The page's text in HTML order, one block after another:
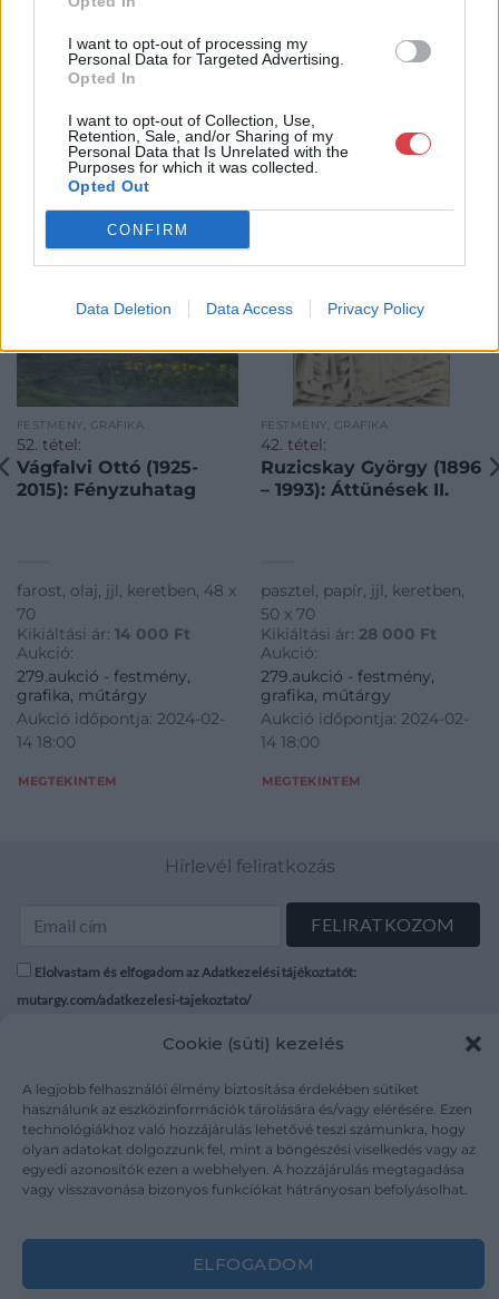
I want to opt-out of processing my
Personal Data for Targeted Advertising.
Opted In
I want to opt-out of Collection, Use,
Retention, Sale, and/or Sharing of my
Personal Data that Is Unrelated with the
Purposes for which it was collected.
Opted Out
CONFIRM
Data Deletion Data Access Privacy Policy
Cookie (süti) kezelés
A legjobb felhasználói élmény biztosítása érdekében sütiket
használunk az eszközinformációk tárolására és/vagy elérésére. Ezen
technológiákhoz való hozzájárulás lehetővé teszi számunkra, hogy
olyan adatokat dolgozzunk fel, mint a böngészési viselkedés vagy az
egyedi azonosítók ezen a webhelyen. A hozzájárulás megtagadása
vagy visszavonása bizonyos funkciókat hátrányosan befolyásolhat.
ELFOGADOM
KAPCSOLÓDÓ MŰTÁRGYAK
FESTMÉNY, GRAFIKA
52. tétel:
Vágfalvi Ottó (1925-
2015): Fényzuhatag
farost, olaj, jjl, keretben, 48 x
70
Kikiáltási ár: 14 000 Ft
Aukció:
279.aukció - festmény,
grafika, műtárgy
Aukció időpontja: 2024-02-
14 18:00
MEGTEKINTEM
FESTMÉNY, GRAFIKA
42. tétel:
Ruzicskay György (1896
– 1993): Áttünések II.
pasztel, papír, jjl, keretben,
50 x 70
Kikiáltási ár: 28 000 Ft
Aukció:
279.aukció - festmény,
grafika, műtárgy
Aukció időpontja: 2024-02-
14 18:00
MEGTEKINTEM
Hírlevél feliratkozás
Elolvastam és elfogadom az Adatkezelési tájékoztatót:
mutargy.com/adatkezelesi-tajekoztato/
Médiaajánlat
Karrier
Kapcsolat
Áraink
ÁSZF
Adatvédelem
Impresszum